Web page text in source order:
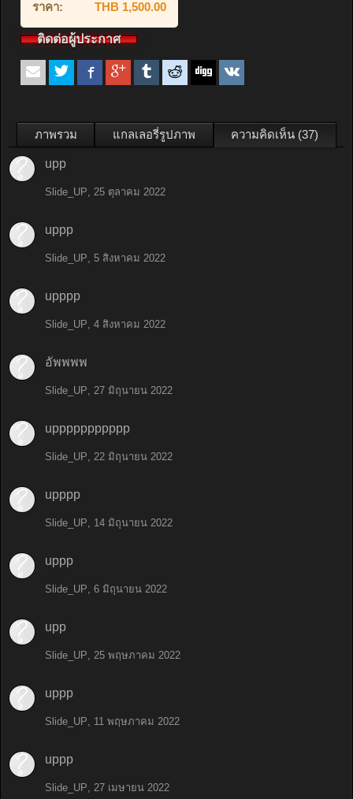
ราคา: THB 1,500.00
ติดต่อผู้ประกาศ
ภาพรวม แกลเลอรี่รูปภาพ ความคิดเห็น (37)
upp
Slide_UP, 25 ตุลาคม 2022
uppp
Slide_UP, 5 สิงหาคม 2022
upppp
Slide_UP, 4 สิงหาคม 2022
อัพพพพ
Slide_UP, 27 มิถุนายน 2022
uppppppppppp
Slide_UP, 22 มิถุนายน 2022
upppp
Slide_UP, 14 มิถุนายน 2022
uppp
Slide_UP, 6 มิถุนายน 2022
upp
Slide_UP, 25 พฤษภาคม 2022
uppp
Slide_UP, 11 พฤษภาคม 2022
uppp
Slide_UP, 27 เมษายน 2022